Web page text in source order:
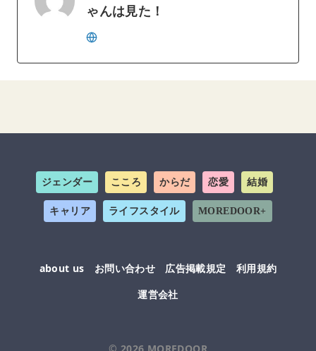
ゃんは見た！
ジェンダー こころ からだ 恋愛 結婚
キャリア ライフスタイル MOREDOOR+
about us お問い合わせ 広告掲載規定
利用規約
運営会社